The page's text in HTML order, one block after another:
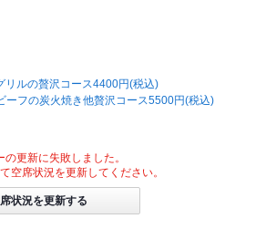
リルの贅沢コース4400円(税込)
フの炭火焼き他贅沢コース5500円(税込)
の更新に失敗しました。
空席状況を更新してください。
状況を更新する